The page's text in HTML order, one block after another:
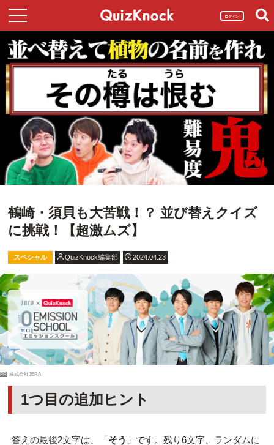
ログイン
鶴崎・須貝も大苦戦！？ 並び替えクイズ
に挑戦！【超激ムズ】
スペシャル QuizKnock編集部 2024.04.23
PR 株式会社JERA
1つ目の追加ヒント
答えの最後2文字は、「そう 」です。残り6文字、ランダムに